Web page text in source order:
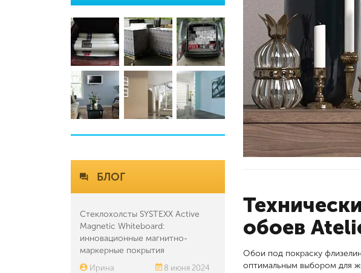
БЛОГ
Стеклохолсты SYSTEXX Active
Magnetic Whiteboard:
инновационные магнитно-
маркерные покрытия
Ирина 8 июня 2024
обоев
Обои под покраску
оптимальным выбором для